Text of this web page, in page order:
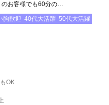
のお客様でも60分の…
胸歓迎 40代大活躍 50代大活躍
OK